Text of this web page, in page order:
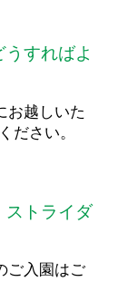
すればよ
お越しいた
ださい。
ストライダ
ご入園はご